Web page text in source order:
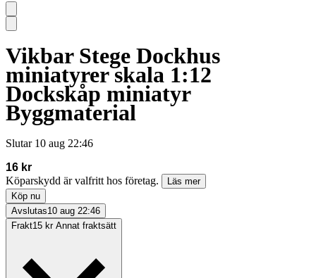
Vikbar Stege Dockhus
miniatyrer skala 1:12
Dockskåp miniatyr
Byggmaterial
Slutar 10 aug 22:46
16 kr
Köparskydd är valfritt hos företag.
Läs mer
Köp nu
Avslutas10 aug 22:46
Frakt15 kr Annat fraktsätt